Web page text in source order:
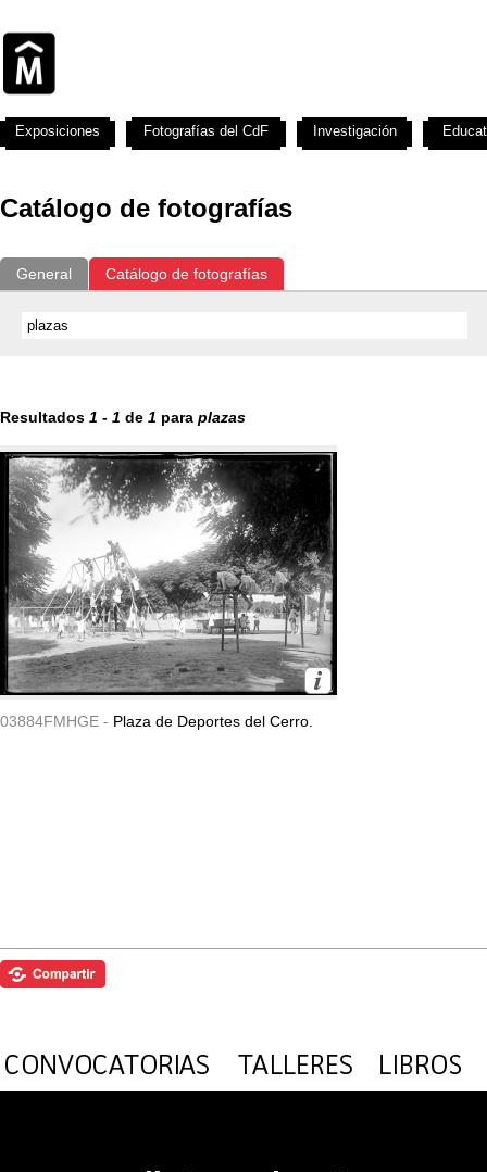
Catálogo de fotografías
General Catálogo de fotografías
Resultados 1 - 1 de 1 para plazas
03884FMHGE - Plaza de Deportes del Cerro.
Exposiciones Fotografías del CdF Investigación